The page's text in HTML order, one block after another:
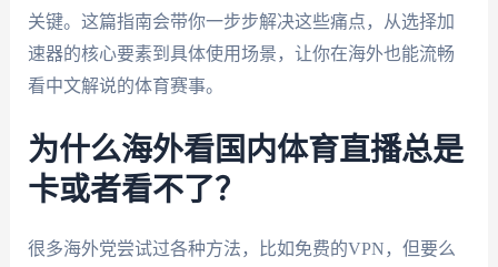
关键。这篇指南会带你一步步解决这些痛点，从选择加
速器的核心要素到具体使用场景，让你在海外也能流畅
看中文解说的体育赛事。
为什么海外看国内体育直播总是
卡或者看不了？
很多海外党尝试过各种方法，比如免费的VPN，但要么